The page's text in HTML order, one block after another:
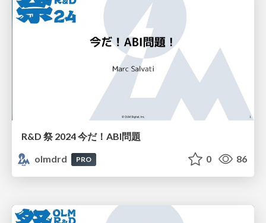
R&D 祭 2024 今だ！ABI問題
olmdrd
PRO 0 86